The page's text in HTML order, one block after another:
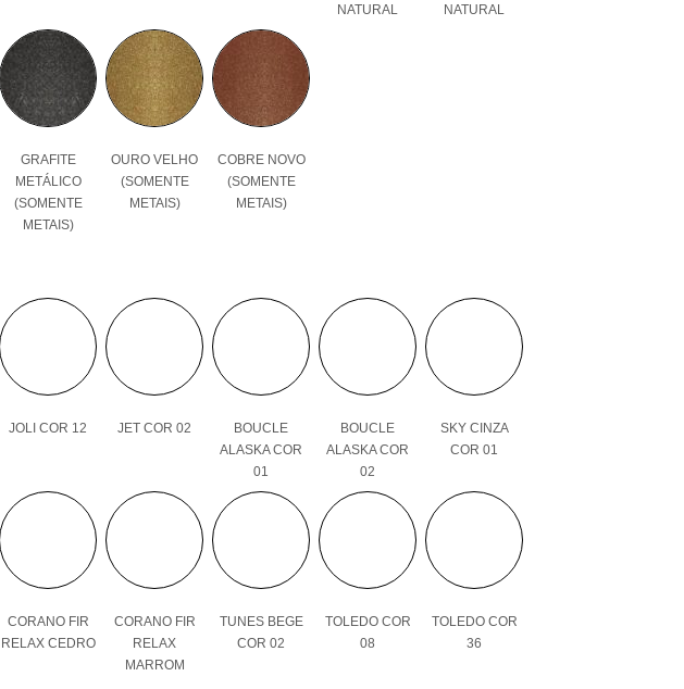
NATURAL
NATURAL
GRAFITE
METÁLICO
(SOMENTE
METAIS)
OURO VELHO
(SOMENTE
METAIS)
COBRE NOVO
(SOMENTE
METAIS)
JOLI COR 12 JET COR 02
BOUCLE
ALASKA COR
01
BOUCLE
ALASKA COR
02
SKY CINZA
COR 01
CORANO FIR
RELAX CEDRO
CORANO FIR
RELAX
MARROM
TUNES BEGE
COR 02
TOLEDO COR
08
TOLEDO COR
36